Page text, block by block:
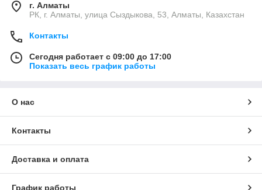
г. Алматы
РК, г. Алматы, улица Сыздыкова, 53, Алматы, Казахстан
Контакты
Сегодня работает с 09:00 до 17:00
Показать весь график работы
О нас
Контакты
Доставка и оплата
График работы